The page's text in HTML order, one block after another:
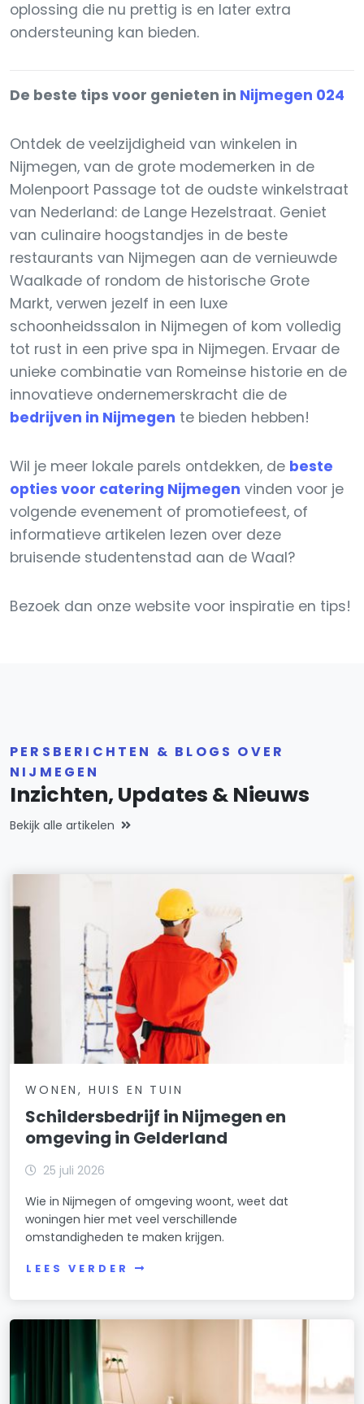
oplossing die nu prettig is en later extra
ondersteuning kan bieden.
De beste tips voor genieten in Nijmegen 024
Ontdek de veelzijdigheid van winkelen in
Nijmegen, van de grote modemerken in de
Molenpoort Passage tot de oudste winkelstraat
van Nederland: de Lange Hezelstraat. Geniet
van culinaire hoogstandjes in de beste
restaurants van Nijmegen aan de vernieuwde
Waalkade of rondom de historische Grote
Markt, verwen jezelf in een luxe
schoonheidssalon in Nijmegen of kom volledig
tot rust in een prive spa in Nijmegen. Ervaar de
unieke combinatie van Romeinse historie en de
innovatieve ondernemerskracht die de
bedrijven in Nijmegen te bieden hebben!
Wil je meer lokale parels ontdekken, de beste
opties voor catering Nijmegen vinden voor je
volgende evenement of promotiefeest, of
informatieve artikelen lezen over deze
bruisende studentenstad aan de Waal?
Bezoek dan onze website voor inspiratie en tips!
PERSBERICHTEN & BLOGS OVER
NIJMEGEN
Inzichten, Updates & Nieuws
Bekijk alle artikelen
WONEN, HUIS EN TUIN
Schildersbedrijf in Nijmegen en
omgeving in Gelderland
25 juli 2026
Wie in Nijmegen of omgeving woont, weet dat
woningen hier met veel verschillende
omstandigheden te maken krijgen.
LEES VERDER